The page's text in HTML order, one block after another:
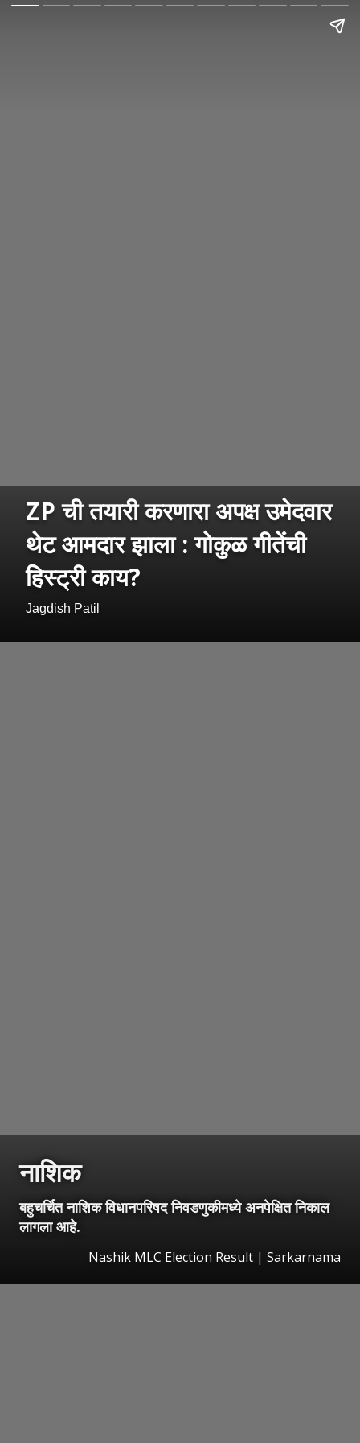
ZP ची तयारी करणारा अपक्ष उमेदवार
थेट आमदार झाला : गोकुळ गीतेंची
हिस्ट्री काय?
Jagdish Patil
नाशिक
बहुचर्चित नाशिक विधानपरिषद निवडणुकीमध्ये अनपेक्षित निकाल
लागला आहे.
Nashik MLC Election Result | Sarkarnama